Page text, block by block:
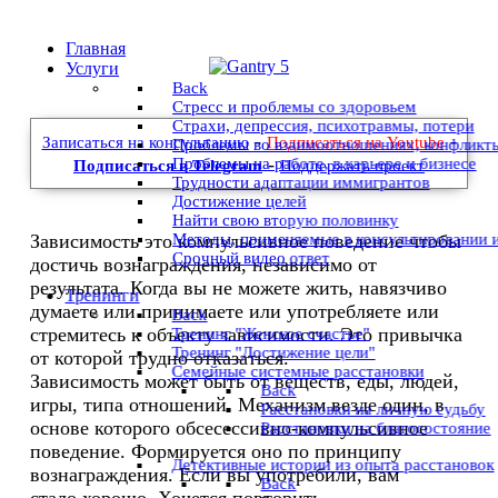
Главная
Услуги
Back
Стресс и проблемы со здоровьем
Страхи, депрессия, психотравмы, потери
Проблемы во взаимоотношениях,
Проблемы на работе, в карьере и бизнесе
Трудности адаптации иммигрантов
Достижение целей
Найти свою вторую половинку
Методы, применяемые в консультировании
Срочный видео ответ
Тренинги
Back
Тренинг "Женское счастье"
Тренинг "Достижение цели"
Семейные системные расстановки
Back
Расстановки на личную судьбу
Расстановки на благосостояние
Детективные истории из опыта расстановок
Back
Записаться на консультацию-Подписаться на Youtube-
Подписаться в Telegram-Поддержать проект
Зависимость это компульсивное поведение чтобы
достичь вознаграждения, независимо от
результата. Когда вы не можете жить, навязчиво
думаете или принимаете или употребляете или
стремитесь к объекту зависимости. Это привычка
от которой трудно отказаться.
Зависимость может быть от веществ, еды, людей,
игры, типа отношений. Механизм везде один, в
основе которого обсесессивно-компульсивное
поведение. Формируется оно по принципу
вознаграждения. Если вы употребили, вам